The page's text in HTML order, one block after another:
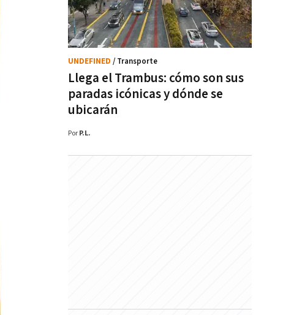
Llega el Trambus: cómo son sus
paradas icónicas y dónde se
ubicarán
UNDEFINED / Transporte
Por P.L.